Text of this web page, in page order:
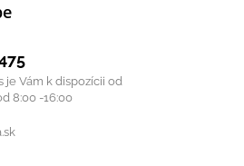
je Vám k dispozícii od
8:00 -16:00